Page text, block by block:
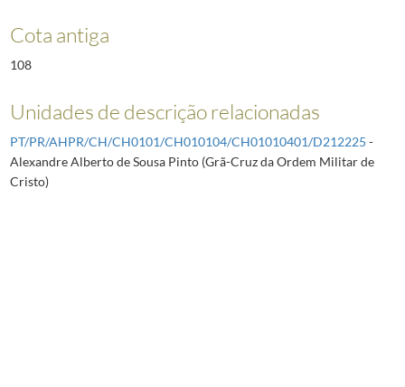
Cota antiga
108
Unidades de descrição relacionadas
PT/PR/AHPR/CH/CH0101/CH010104/CH01010401/D212225 -
Alexandre Alberto de Sousa Pinto (Grã-Cruz da Ordem Militar de
Cristo)